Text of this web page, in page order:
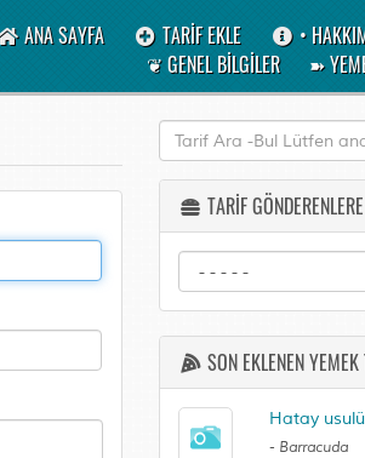
ANA SAYFA TARİF EKLE •
❦ GENEL BİLGİLER
➽
TARİF
SON EKLENEN YEMEK
Hatay
- Barracuda